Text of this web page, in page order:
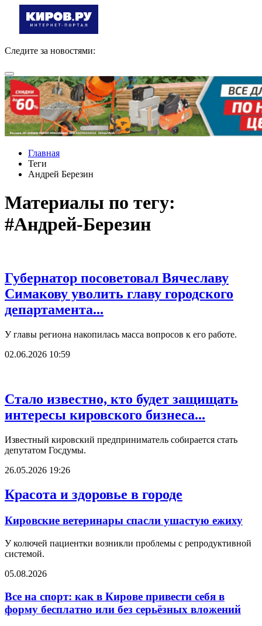
Следите за новостями:
Главная
Теги
Андрей Березин
Материалы по тегу:
#Андрей-Березин
Губернатор посоветовал Вячеславу
Симакову уволить главу городского
департамента...
У главы региона накопилась масса вопросов к его работе.
02.06.2026 10:59
Стало известно, кто будет защищать
интересы кировского бизнеса...
Известный кировский предприниматель собирается стать
депутатом Госдумы.
26.05.2026 19:26
Красота и здоровье в городе
Кировские ветеринары спасли ушастую ежиху
У колючей пациентки возникли проблемы с репродуктивной
системой.
05.08.2026
Все на спорт: как в Кирове привести себя в
форму бесплатно или без серьёзных вложений